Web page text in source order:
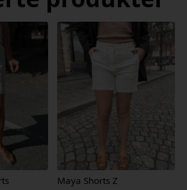
Maya Shorts Z